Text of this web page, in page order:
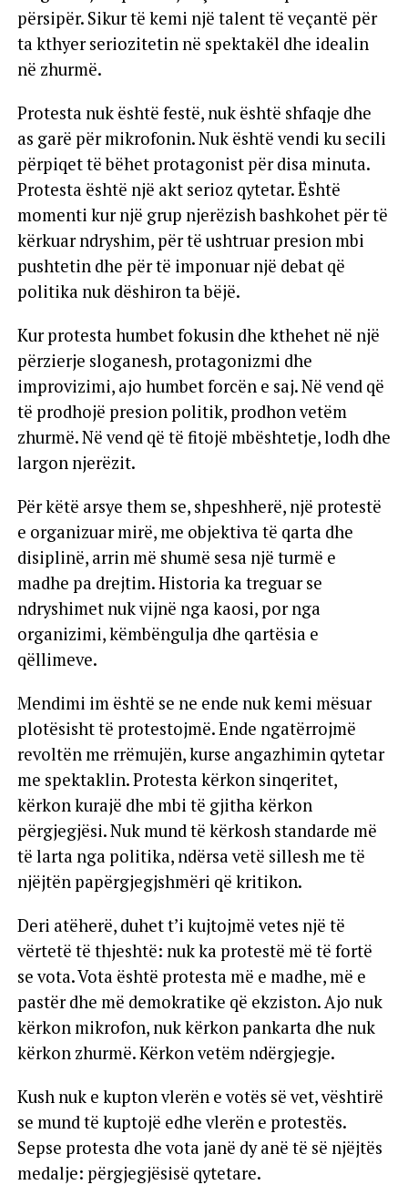
përsipër. Sikur të kemi një talent të veçantë për
ta kthyer seriozitetin në spektakël dhe idealin
në zhurmë.
Protesta nuk është festë, nuk është shfaqje dhe
as garë për mikrofonin. Nuk është vendi ku secili
përpiqet të bëhet protagonist për disa minuta.
Protesta është një akt serioz qytetar. Është
momenti kur një grup njerëzish bashkohet për të
kërkuar ndryshim, për të ushtruar presion mbi
pushtetin dhe për të imponuar një debat që
politika nuk dëshiron ta bëjë.
Kur protesta humbet fokusin dhe kthehet në një
përzierje sloganesh, protagonizmi dhe
improvizimi, ajo humbet forcën e saj. Në vend që
të prodhojë presion politik, prodhon vetëm
zhurmë. Në vend që të fitojë mbështetje, lodh dhe
largon njerëzit.
Për këtë arsye them se, shpeshherë, një protestë
e organizuar mirë, me objektiva të qarta dhe
disiplinë, arrin më shumë sesa një turmë e
madhe pa drejtim. Historia ka treguar se
ndryshimet nuk vijnë nga kaosi, por nga
organizimi, këmbëngulja dhe qartësia e
qëllimeve.
Mendimi im është se ne ende nuk kemi mësuar
plotësisht të protestojmë. Ende ngatërrojmë
revoltën me rrëmujën, kurse angazhimin qytetar
me spektaklin. Protesta kërkon sinqeritet,
kërkon kurajë dhe mbi të gjitha kërkon
përgjegjësi. Nuk mund të kërkosh standarde më
të larta nga politika, ndërsa vetë sillesh me të
njëjtën papërgjegjshmëri që kritikon.
Deri atëherë, duhet t’i kujtojmë vetes një të
vërtetë të thjeshtë: nuk ka protestë më të fortë
se vota. Vota është protesta më e madhe, më e
pastër dhe më demokratike që ekziston. Ajo nuk
kërkon mikrofon, nuk kërkon pankarta dhe nuk
kërkon zhurmë. Kërkon vetëm ndërgjegje.
Kush nuk e kupton vlerën e votës së vet, vështirë
se mund të kuptojë edhe vlerën e protestës.
Sepse protesta dhe vota janë dy anë të së njëjtës
medalje: përgjegjësisë qytetare.